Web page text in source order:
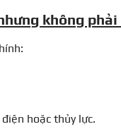
không
hoặc thủy lực.